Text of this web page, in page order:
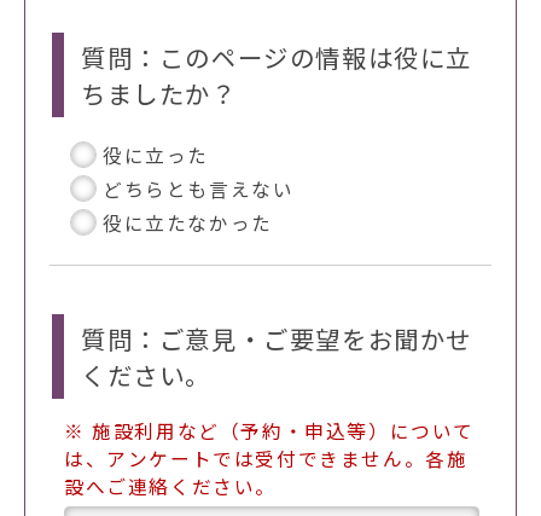
質問：このページの情報は役に立
ちましたか？
役に立った
どちらとも言えない
役に立たなかった
質問：ご意見・ご要望をお聞かせ
ください。
※ 施設利用など（予約・申込等）について
は、アンケートでは受付できません。各施
設へご連絡ください。